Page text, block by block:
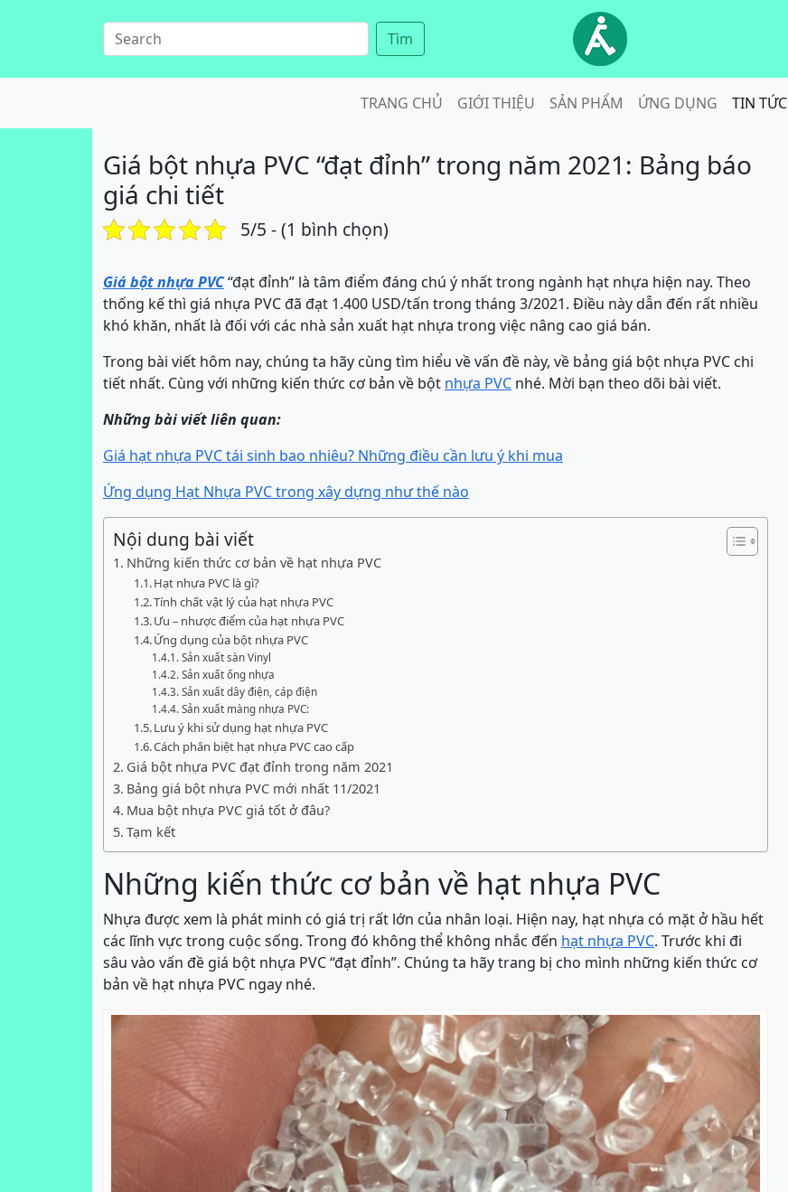
Tìm
TRANG CHỦ GIỚI THIỆU SẢN PHẨM ỨNG DỤNG TIN TỨC
Giá bột nhựa PVC “đạt đỉnh” trong năm 2021: Bảng báo
giá chi tiết
5/5 - (1 bình chọn)
Giá bột nhựa PVC“đạt đỉnh” là tâm điểm đáng chú ý nhất trong ngành hạt nhựa hiện nay. Theo
thống kế thì giá nhựa PVC đã đạt 1.400 USD/tấn trong tháng 3/2021. Điều này dẫn đến rất nhiều
khó khăn, nhất là đối với các nhà sản xuất hạt nhựa trong việc nâng cao giá bán.
Trong bài viết hôm nay, chúng ta hãy cùng tìm hiểu về vấn đề này, về bảng giá bột nhựa PVC chi
tiết nhất. Cùng với những kiến thức cơ bản về bột nhựa PVC nhé. Mời bạn theo dõi bài viết.
Những bài viết liên quan:
Giá hạt nhựa PVC tái sinh bao nhiêu? Những điều cần lưu ý khi mua
Ứng dụng Hạt Nhựa PVC trong xây dựng như thế nào
Nội dung bài viết
Những kiến thức cơ bản về hạt nhựa PVC
Hạt nhựa PVC là gì?
Tính chất vật lý của hạt nhựa PVC
Ưu – nhược điểm của hạt nhựa PVC
Ứng dụng của bột nhựa PVC
Sản xuất sàn Vinyl
Sản xuất ống nhựa
Sản xuất dây điện, cáp điện
Sản xuất màng nhựa PVC:
Lưu ý khi sử dụng hạt nhựa PVC
Cách phân biệt hạt nhựa PVC cao cấp
Giá bột nhựa PVC đạt đỉnh trong năm 2021
Bảng giá bột nhựa PVC mới nhất 11/2021
Mua bột nhựa PVC giá tốt ở đâu?
Tạm kết
Những kiến thức cơ bản về hạt nhựa PVC
Nhựa được xem là phát minh có giá trị rất lớn của nhân loại. Hiện nay, hạt nhựa có mặt ở hầu hết
các lĩnh vực trong cuộc sống. Trong đó không thể không nhắc đến hạt nhựa PVC. Trước khi đi
sâu vào vấn đề giá bột nhựa PVC “đạt đỉnh”. Chúng ta hãy trang bị cho mình những kiến thức cơ
bản về hạt nhựa PVC ngay nhé.